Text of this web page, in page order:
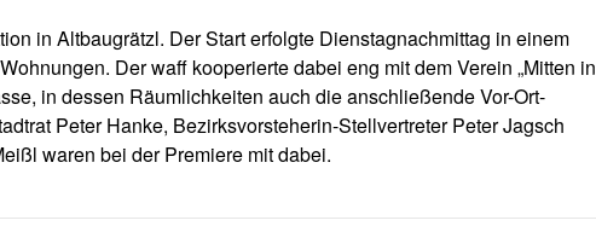
in Altbaugrätzl. Der Start erfolgte Dienstagnachmittag in einem
Der waff kooperierte dabei eng mit dem Verein „Mitten in
in dessen Räumlichkeiten auch die anschließende Vor-Ort-
Peter Hanke, Bezirksvorsteherin-Stellvertreter Peter Jagsch
waren bei der Premiere mit dabei.